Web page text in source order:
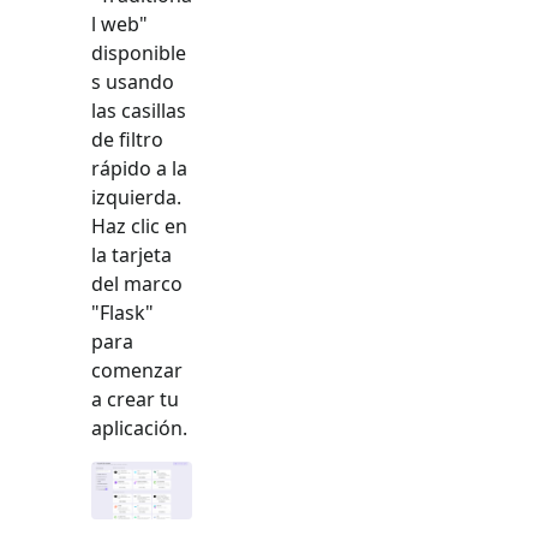
l web"
disponible
s usando
las casillas
de filtro
rápido a la
izquierda.
Haz clic en
la tarjeta
del marco
"Flask"
para
comenzar
a crear tu
aplicación.